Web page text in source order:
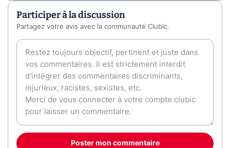
Participer à la discussion
Partagez votre avis avec la communauté Clubic.
Poster mon commentaire